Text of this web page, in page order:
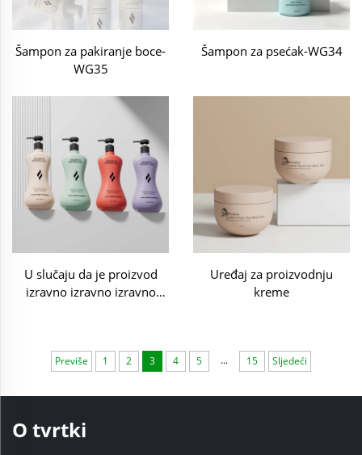
Šampon za pakiranje boce-
WG35
Šampon za psećak-WG34
U slučaju da je proizvod
izravno izravno izravno
izravno izravno izravno
izravno izravno izravno
Uređaj za proizvodnju
kreme
Previše 1 2 3 4 5 ... 15 Sljedeći
O tvrtki